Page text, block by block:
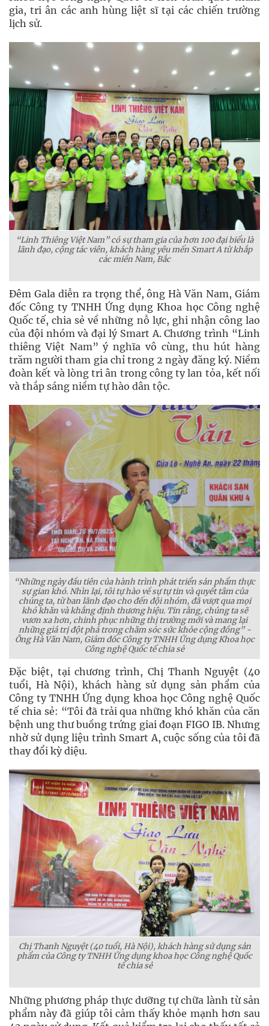
gia, tri ân các anh hùng liệt sĩ tại các chiến trường
lịch sử.
“Linh Thiêng Việt Nam” có sự tham gia của hơn 100 đại biểu là
lãnh đạo, cộng tác viên, khách hàng yêu mến Smart A từ khắp
các miền Nam, Bắc
Đêm Gala diễn ra trọng thể, ông Hà Văn Nam, Giám
đốc Công ty TNHH Ứng dụng Khoa học Công nghệ
Quốc tế, chia sẻ về những nỗ lực, ghi nhận công lao
của đội nhóm và đại lý Smart A. Chương trình “Linh
thiêng Việt Nam” ý nghĩa vô cùng, thu hút hàng
trăm người tham gia chỉ trong 2 ngày đăng ký. Niềm
đoàn kết và lòng tri ân trong công ty lan tỏa, kết nối
và thắp sáng niềm tự hào dân tộc.
“Những ngày đầu tiên của hành trình phát triển sản phẩm thực
sự gian khó. Nhìn lại, tôi tự hào về sự tự tin và quyết tâm của
chúng ta, từ ban lãnh đạo cho đến đội nhóm, đã vượt qua mọi
khó khăn và khẳng định thương hiệu. Tin rằng, chúng ta sẽ
vươn xa hơn, chinh phục những thị trường mới và mang lại
những giá trị đột phá trong chăm sóc sức khỏe cộng đồng” -
Ông Hà Văn Nam, Giám đốc Công ty TNHH Ứng dụng Khoa học
Công nghệ Quốc tế chia sẻ
Đặc biệt, tại chương trình, Chị Thanh Nguyệt (40
tuổi, Hà Nội), khách hàng sử dụng sản phẩm của
Công ty TNHH Ứng dụng khoa học Công nghệ Quốc
tế chia sẻ: “Tôi đã trải qua những khó khăn của căn
bệnh ung thư buồng trứng giai đoạn FIGO IB. Nhưng
nhờ sử dụng liệu trình Smart A, cuộc sống của tôi đã
thay đổi kỳ diệu.
Chị Thanh Nguyệt (40 tuổi, Hà Nội), khách hàng sử dụng sản
phẩm của Công ty TNHH Ứng dụng khoa học Công nghệ Quốc
tế chia sẻ
Những phương pháp thực dưỡng tự chữa lành từ sản
phẩm này đã giúp tôi cảm thấy khỏe mạnh hơn sau